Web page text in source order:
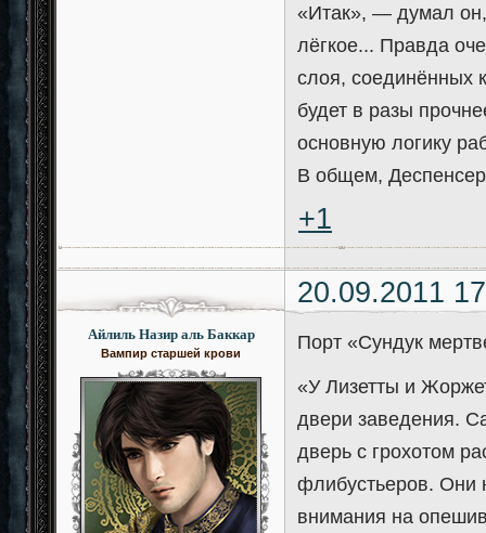
«Итак», — думал
лёгкое... Правда
слоя, соединённых
будет в разы
основную логику
В общем,
+1
20.09.2011
Айлиль Назир аль Баккар
Вампир старшей крови
Порт «Сундук
«У Лизетты и
двери заведения.
дверь с грохотом
флибустьеров. Они
внимания на